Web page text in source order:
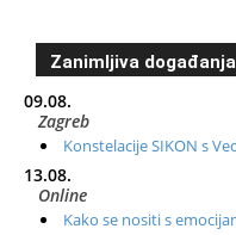
Zanimljiva događanja
09.08.
Zagreb
Konstelacije SIKON s
13.08.
Online
Kako se nositi s